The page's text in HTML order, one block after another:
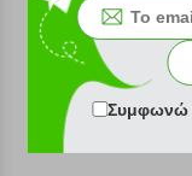
Συμφωνώ